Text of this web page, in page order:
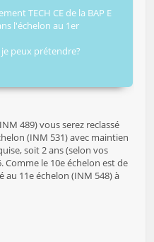
TECH CE de la BAP E
l'échelon au 1er
peux prétendre?
489) vous serez reclassé
(INM 531) avec maintien
soit 2 ans (selon vos
Comme le 10e échelon est de
au 11e échelon (INM 548) à